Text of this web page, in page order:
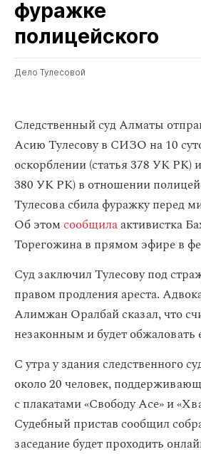
фуражке
полицейского
Дело Тулесовой
Следственный суд Алматы
Асию Тулесову в СИЗО на 10
оскорблении (статья 378 УК РК)
380 УК РК) в отношении
Тулесова сбила фуражку перед
Об этомсообщилаактивистка
Торегожина в прямом эфире в
Суд заключил Тулесову под
правом продления ареста.
Алимжан Оралбай сказал, что
незаконным и будет обжаловать
С утра у здания следственного
около 20 человек,
с плакатами «Свободу Асе» и
Судебный пристав сообщил
заседание будет проходить